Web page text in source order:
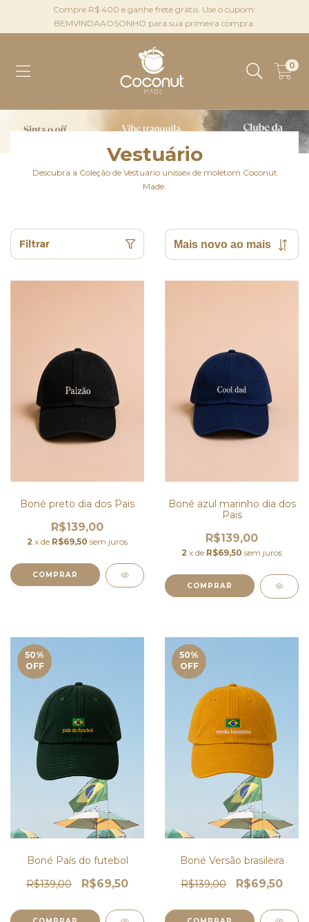
Compre R$ 400 e ganhe frete grátis. Use o cupom:
BEMVINDAAOSONHO para sua primeira compra.
0
Vestuário
Descubra a Coleção de Vestuário unissex de moletom Coconut
Made.
Filtrar
Boné preto dia dos Pais
R$139,00
2 x de R$69,50 sem juros
Boné azul marinho dia dos
Pais
R$139,00
2 x de R$69,50 sem juros
50%
OFF
Boné País do futebol
R$139,00
R$69,50
50%
OFF
Boné Versão brasileira
R$139,00
R$69,50